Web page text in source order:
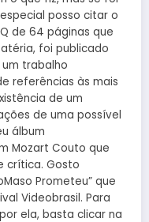
posso citar o
de 64 páginas que
foi publicado
trabalho
referências às mais
de um
de uma possível
álbum
Mozart Couto que
crítica. Gosto
Prometeu” que
Videobrasil. Para
ela, basta clicar na